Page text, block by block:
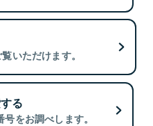
いただけます。
る
をお調べします。